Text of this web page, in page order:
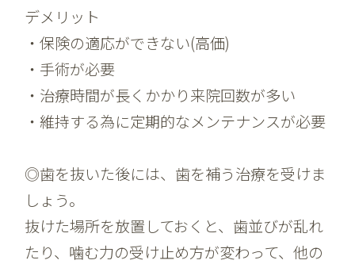
デメリット
・保険の適応ができない(高価)
・手術が必要
・治療時間が長くかかり来院回数が多い
・維持する為に定期的なメンテナンスが必要
◎歯を抜いた後には、歯を補う治療を受けま
しょう。
抜けた場所を放置しておくと、歯並びが乱れ
たり、噛む力の受け止め方が変わって、他の